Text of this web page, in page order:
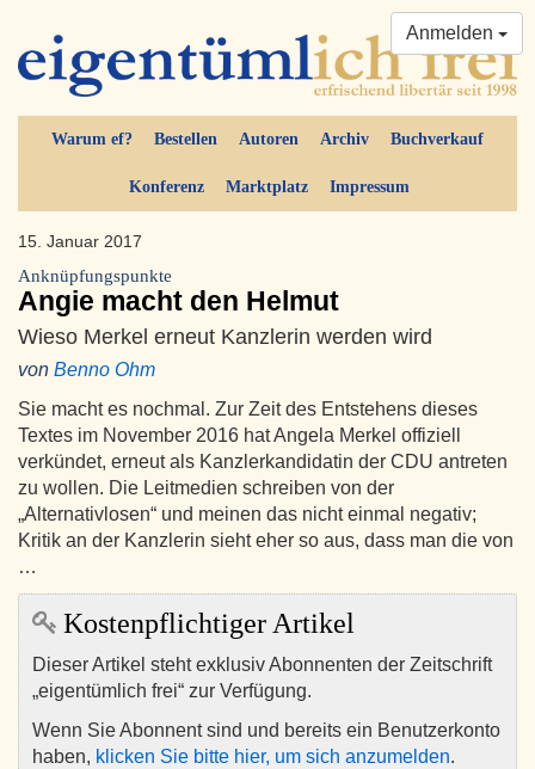
Warum ef? Bestellen Autoren Archiv Buchverkauf
Konferenz Marktplatz Impressum
Anmelden
15. Januar 2017
Anknüpfungspunkte
Angie macht den Helmut
Wieso Merkel erneut Kanzlerin werden wird
von Benno Ohm
Sie macht es nochmal. Zur Zeit des Entstehens dieses
Textes im November 2016 hat Angela Merkel offiziell
verkündet, erneut als Kanzlerkandidatin der CDU antreten
zu wollen. Die Leitmedien schreiben von der
„Alternativlosen“ und meinen das nicht einmal negativ;
Kritik an der Kanzlerin sieht eher so aus, dass man die von
…
Kostenpflichtiger Artikel
Dieser Artikel steht exklusiv Abonnenten der Zeitschrift
„eigentümlich frei“ zur Verfügung.
Wenn Sie Abonnent sind und bereits ein Benutzerkonto
haben, klicken Sie bitte hier, um sich anzumelden.